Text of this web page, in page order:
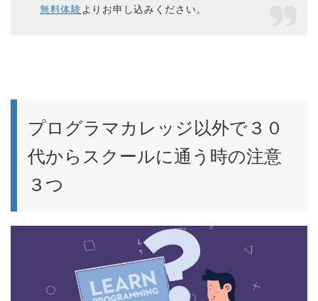
無料体験 よりお申し込みください。
プログラマカレッジ以外で３０
代からスクールに通う時の注意
３つ